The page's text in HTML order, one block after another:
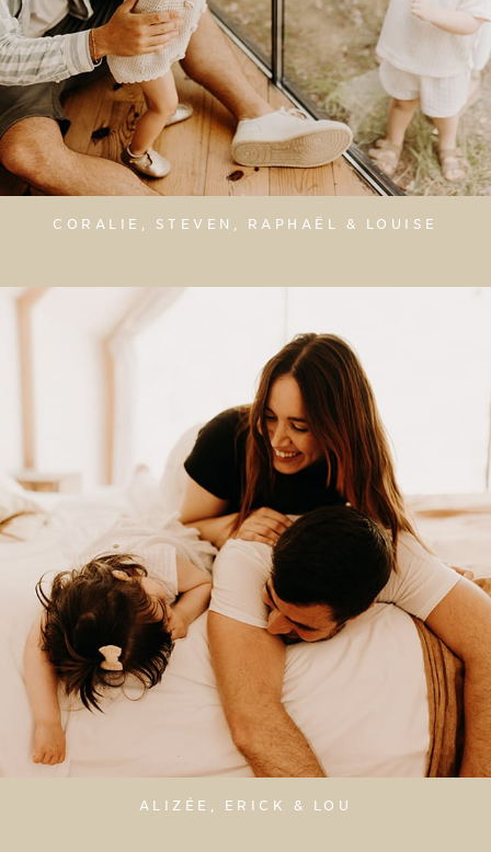
CORALIE, STEVEN, RAPHAËL & LOUISE
ALIZÉE, ERICK & LOU